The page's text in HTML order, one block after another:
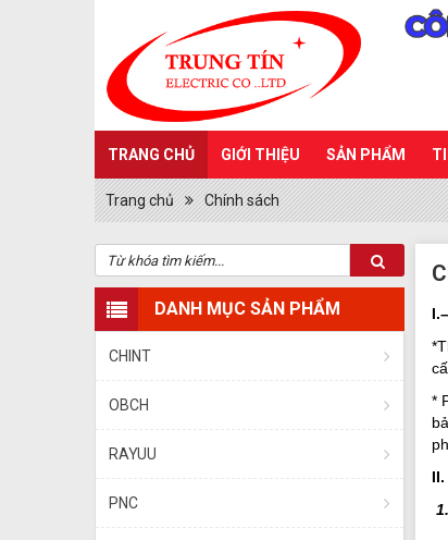
TRANG CHỦ GIỚI THIỆU SẢN PHẨM
Trang chủ Chính sách
DANH MỤC SẢN PHẨM
CHINT
OBCH
RAYUU
PNC
I.–
*
II.